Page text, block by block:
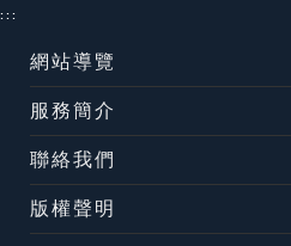
:::
網站導覽
服務簡介
聯絡我們
版權聲明